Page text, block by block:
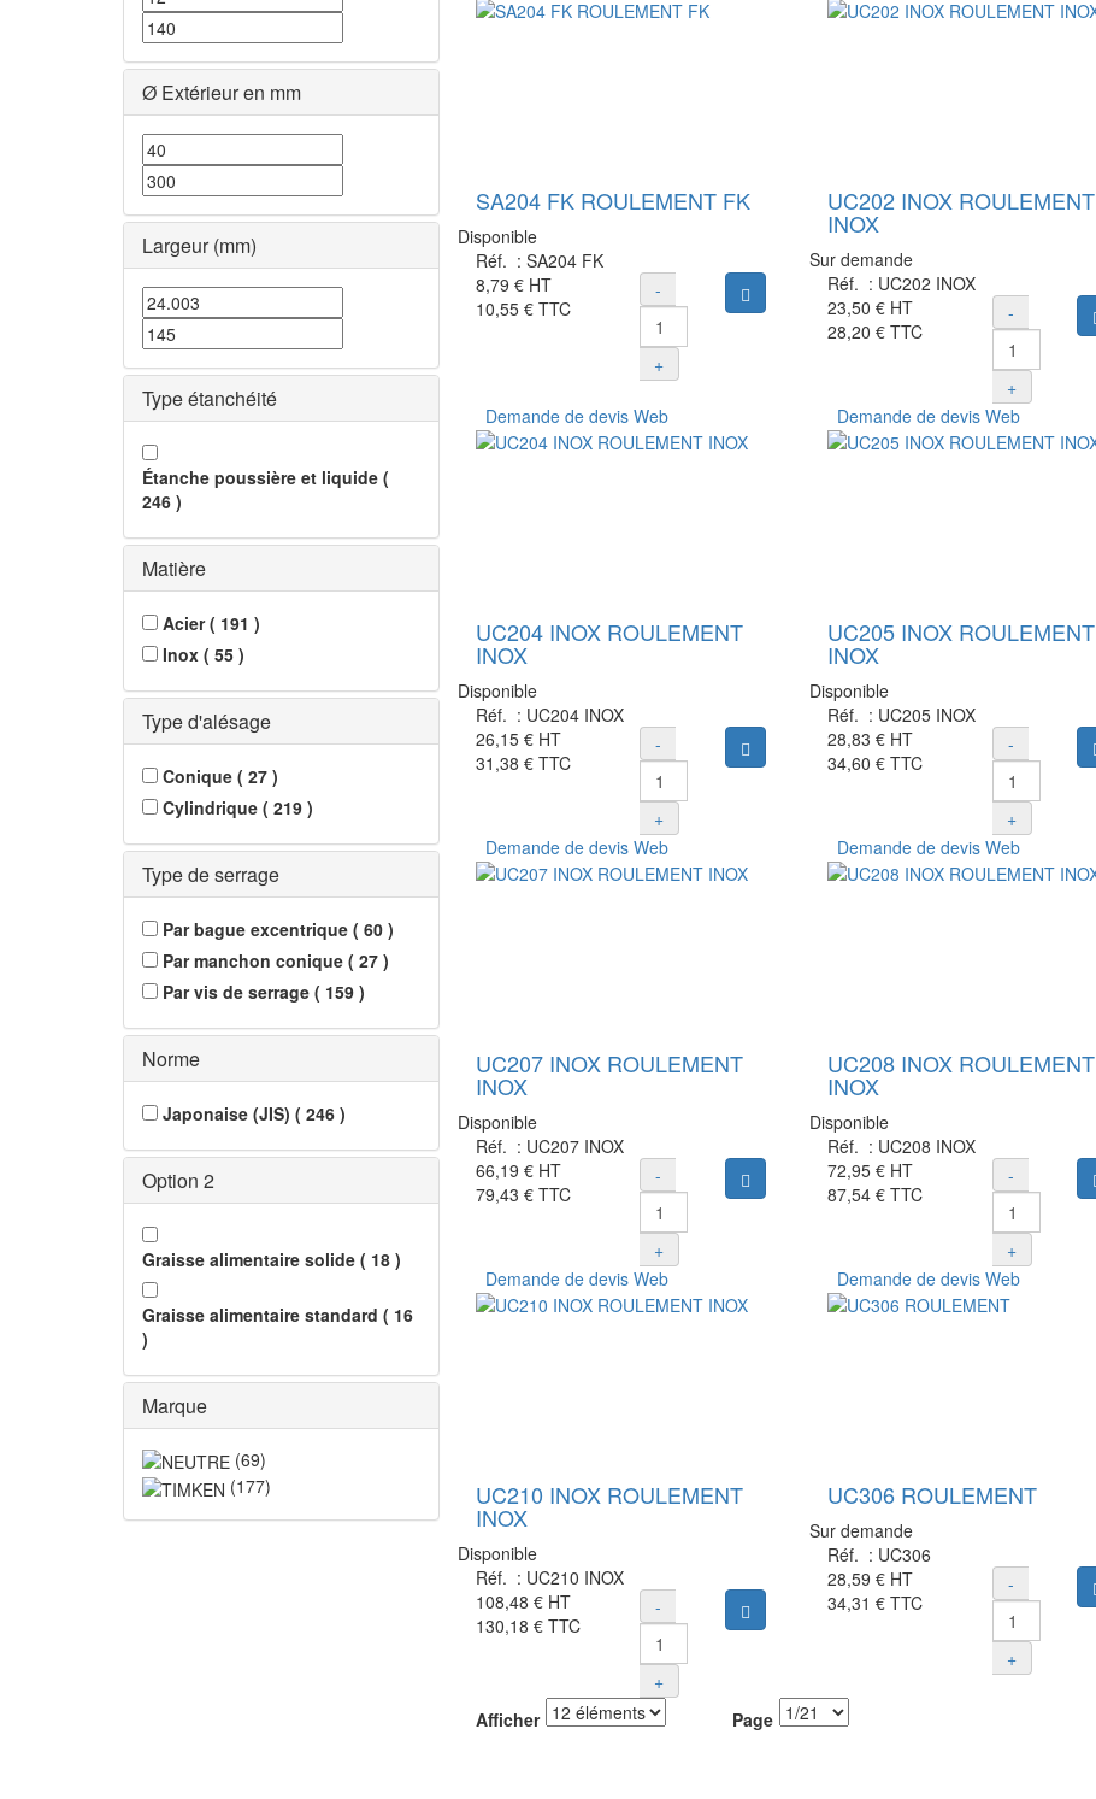
Ø Extérieur en mm
Largeur (mm)
Type étanchéité
Étanche poussière et liquide (
246 )
Matière
Acier ( 191 )
Inox ( 55 )
Type d'alésage
Conique ( 27 )
Cylindrique ( 219 )
Type de serrage
Par bague excentrique ( 60 )
Par manchon conique ( 27 )
Par vis de serrage ( 159 )
Norme
Japonaise (JIS) ( 246 )
Option 2
Graisse alimentaire solide ( 18 )
Graisse alimentaire standard ( 16
)
Marque
(69)
(177)
SA204 FK ROULEMENT FK
Disponible
Réf. : SA204 FK
8,79 €HT
10,55 €TTC
-
+
Ajouter au panier
UC202 INOX ROULEMENT
INOX
Sur demande
Réf. : UC202 INOX
23,50 €HT
28,20 €TTC
-
+
Demande de devis Web
UC204 INOX ROULEMENT
INOX
Disponible
Réf. : UC204 INOX
26,15 €HT
31,38 €TTC
-
+
Ajouter au panier
Demande de devis Web
UC205 INOX ROULEMENT
INOX
Disponible
Réf. : UC205 INOX
28,83 €HT
34,60 €TTC
-
+
Demande de devis Web
UC207 INOX ROULEMENT
INOX
Disponible
Réf. : UC207 INOX
66,19 €HT
79,43 €TTC
-
+
Ajouter au panier
Demande de devis Web
UC208 INOX ROULEMENT
INOX
Disponible
Réf. : UC208 INOX
72,95 €HT
87,54 €TTC
-
+
Demande de devis Web
UC210 INOX ROULEMENT
INOX
Disponible
Réf. : UC210 INOX
108,48 €HT
130,18 €TTC
-
+
Ajouter au panier
Demande de devis Web
UC306 ROULEMENT
Sur demande
Réf. : UC306
28,59 €HT
34,31 €TTC
-
+
Afficher
Page